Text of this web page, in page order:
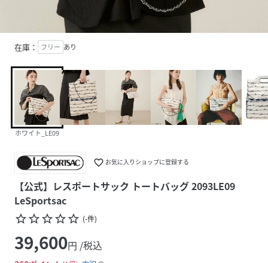
在庫： フリー あり
ホワイト_LE09
favorite_border お気に入りショップに登録する
【公式】レスポートサック トートバッグ 2093LE09
LeSportsac
star_borderstar_borderstar_borderstar_borderstar_border (-件)
39,600円 /税込